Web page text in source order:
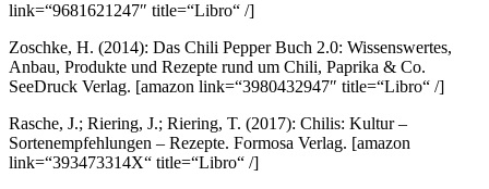
link=“9681621247″ title=“Libro“ /]
Zoschke, H. (2014): Das Chili Pepper Buch 2.0: Wissenswertes,
Anbau, Produkte und Rezepte rund um Chili, Paprika & Co.
SeeDruck Verlag. [amazon link=“3980432947″ title=“Libro“ /]
Rasche, J.; Riering, J.; Riering, T. (2017): Chilis: Kultur –
Sortenempfehlungen – Rezepte. Formosa Verlag. [amazon
link=“393473314X“ title=“Libro“ /]